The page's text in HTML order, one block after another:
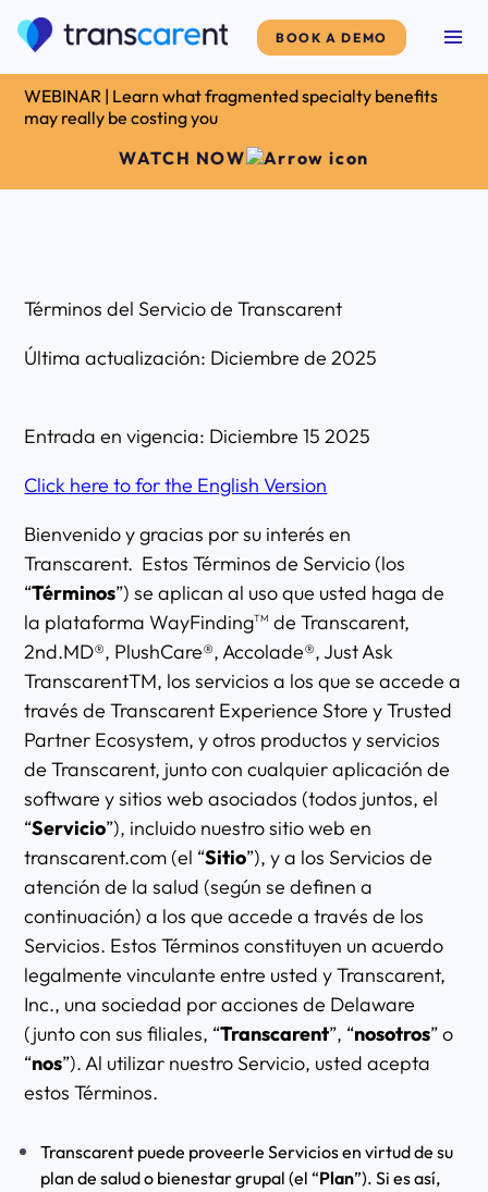
BOOK A DEMO
WEBINAR | Learn what fragmented specialty benefits
may really be costing you
WATCH NOW
Términos del Servicio de Transcarent
Última actualización: Diciembre de 2025
Entrada en vigencia: Diciembre 15 2025
Click here to for the English Version
Bienvenido y gracias por su interés en
Transcarent. Estos Términos de Servicio (los
“Términos”) se aplican al uso que usted haga de
la plataforma WayFindingTM de Transcarent,
2nd.MD®, PlushCare®, Accolade®, Just Ask
TranscarentTM, los servicios a los que se accede a
través de Transcarent Experience Store y Trusted
Partner Ecosystem, y otros productos y servicios
de Transcarent, junto con cualquier aplicación de
software y sitios web asociados (todos juntos, el
“Servicio”), incluido nuestro sitio web en
transcarent.com (el “Sitio”), y a los Servicios de
atención de la salud (según se definen a
continuación) a los que accede a través de los
Servicios. Estos Términos constituyen un acuerdo
legalmente vinculante entre usted y Transcarent,
Inc., una sociedad por acciones de Delaware
(junto con sus filiales, “Transcarent”, “nosotros” o
“nos”). Al utilizar nuestro Servicio, usted acepta
estos Términos.
Transcarent puede proveerle Servicios en virtud de su
plan de salud o bienestar grupal (el “Plan”). Si es así,